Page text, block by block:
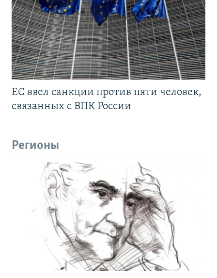
ЕС ввел санкции против пяти человек,
связанных с ВПК России
Регионы